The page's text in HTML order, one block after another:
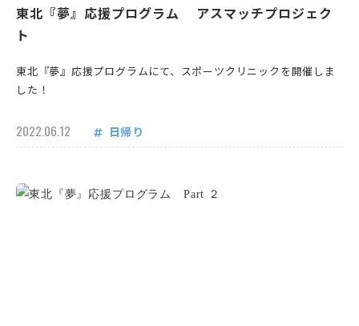
東北『夢』応援プログラム アスマッチプロジェク
ト
東北『夢』応援プログラムにて、スポーツクリニックを開催しま
した！
2022.06.12 日帰り